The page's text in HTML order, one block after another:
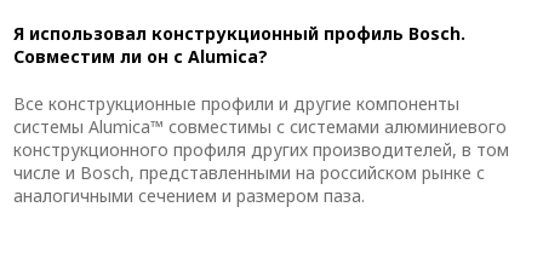
Я использовал конструкционный профиль Bosch.
Совместим ли он с Alumica?
Все конструкционные профили и другие компоненты
системы Alumica™ совместимы с системами алюминиевого
конструкционного профиля других производителей, в том
числе и Bosch, представленными на российском рынке с
аналогичными сечением и размером паза.